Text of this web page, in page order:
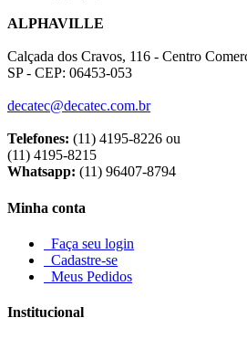
ALPHAVILLE
Calçada dos Cravos, 116 - Centro
SP - CEP: 06453-053
decatec@decatec.com.br
Telefones: (11) 4195-8226 ou
(11) 4195-8215
Whatsapp: (11) 96407-8794
Minha conta
Faça seu login
Cadastre-se
Meus Pedidos
Institucional